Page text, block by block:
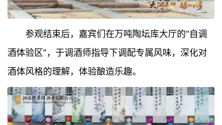
参观结束后，嘉宾们在万吨陶坛库大厅的“自调
酒体验区”，于调酒师指导下调配专属风味，深化对
酒体风格的理解，体验酿造乐趣。